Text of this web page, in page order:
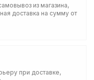
из магазина,
доставка на сумму от
при доставке,